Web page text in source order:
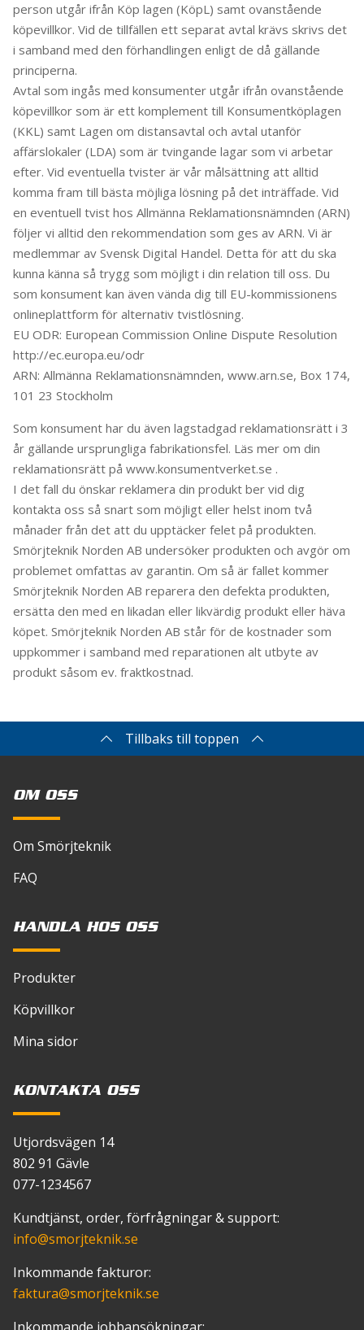
person utgår ifrån Köp lagen (KöpL) samt ovanstående
köpevillkor. Vid de tillfällen ett separat avtal krävs skrivs det
i samband med den förhandlingen enligt de då gällande
principerna.
Avtal som ingås med konsumenter utgår ifrån ovanstående
köpevillkor som är ett komplement till Konsumentköplagen
(KKL) samt Lagen om distansavtal och avtal utanför
affärslokaler (LDA) som är tvingande lagar som vi arbetar
efter. Vid eventuella tvister är vår målsättning att alltid
komma fram till bästa möjliga lösning på det inträffade. Vid
en eventuell tvist hos Allmänna Reklamationsnämnden (ARN)
följer vi alltid den rekommendation som ges av ARN. Vi är
medlemmar av Svensk Digital Handel. Detta för att du ska
kunna känna så trygg som möjligt i din relation till oss. Du
som konsument kan även vända dig till EU-kommissionens
onlineplattform för alternativ tvistlösning.
EU ODR: European Commission Online Dispute Resolution
http://ec.europa.eu/odr
ARN: Allmänna Reklamationsnämnden, www.arn.se, Box 174,
101 23 Stockholm
Som konsument har du även lagstadgad reklamationsrätt i 3
år gällande ursprungliga fabrikationsfel. Läs mer om din
reklamationsrätt på www.konsumentverket.se .
I det fall du önskar reklamera din produkt ber vid dig
kontakta oss så snart som möjligt eller helst inom två
månader från det att du upptäcker felet på produkten.
Smörjteknik Norden AB undersöker produkten och avgör om
problemet omfattas av garantin. Om så är fallet kommer
Smörjteknik Norden AB reparera den defekta produkten,
ersätta den med en likadan eller likvärdig produkt eller häva
köpet. Smörjteknik Norden AB står för de kostnader som
uppkommer i samband med reparationen alt utbyte av
produkt såsom ev. fraktkostnad.
Tillbaks till toppen
OM OSS
Om Smörjteknik
FAQ
HANDLA HOS OSS
Produkter
Köpvillkor
Mina sidor
KONTAKTA OSS
Utjordsvägen 14
802 91 Gävle
077-1234567
Kundtjänst, order, förfrågningar & support:
info@smorjteknik.se
Inkommande fakturor:
faktura@smorjteknik.se